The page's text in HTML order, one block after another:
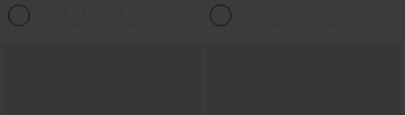
aus French Terry, lässig, mit Taschen
Yogaleggings – nahtlos, mit hoher
Taille, bauchformend und mit
Hebeeffekt für den Po